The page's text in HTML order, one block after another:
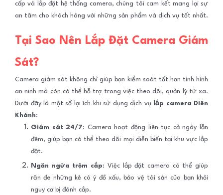
cấp và lắp đặt hệ thống camera, chúng tôi cam kết mang lại sự
an tâm cho khách hàng với những sản phẩm và dịch vụ tốt nhất.
Tại Sao Nên Lắp Đặt Camera Giám
Sát?
Camera giám sát không chỉ giúp bạn kiểm soát tốt hơn tình hình
an ninh mà còn có thể hỗ trợ trong việc theo dõi, quản lý từ xa.
Dưới đây là một số lợi ích khi sử dụng dịch vụ
lắp camera Diên
Khánh:
Giám sát 24/7: Camera hoạt động liên tục cả ngày lẫn
đêm, giúp bạn có thể theo dõi mọi diễn biến tại khu vực lắp
đặt.
Ngăn ngừa trộm cắp: Việc lắp đặt camera có thể giúp
răn đe những kẻ có ý đồ xấu, bảo vệ tài sản của bạn khỏi
nguy cơ bị đánh cắp.